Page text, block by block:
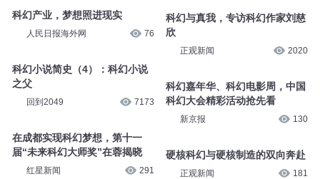
科幻产业，梦想照进现实
人民日报海外网 76
科幻小说简史（4）：科幻小说
之父
回到2049 7173
在成都实现科幻梦想，第十一
届“未来科幻大师奖”在蓉揭晓
红星新闻 291
科幻与真我，专访科幻作家刘慈
欣
正观新闻 2020
科幻嘉年华、科幻电影周，中国
科幻大会精彩活动抢先看
新京报 130
硬核科幻与硬核制造的双向奔赴
正观新闻 181